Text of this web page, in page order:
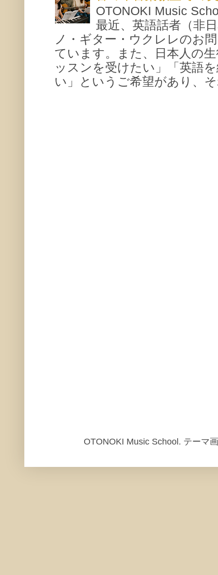
OTONOKI Music
最近、英語話者（非
ノ・ギター・ウクレレのお
ています。また、日本人の
ッスンを受けたい」「英語
い」というご希望があり、
OTONOKI Music School. テーマ